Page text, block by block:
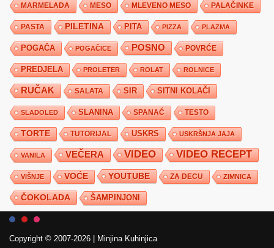
MARMELADA MESO MLEVENO MESO PALAČINKE
PASTA PILETINA PITA PIZZA PLAZMA
POGAČA POGAČICE POSNO POVRĆE
PREDJELA PROLETER ROLAT ROLNICE
RUČAK SALATA SIR SITNI KOLAČI
SLADOLED SLANINA SPANAĆ TESTO
TORTE TUTORIJAL USKRS USKRŠNJA JAJA
VANILA VEČERA VIDEO VIDEO RECEPT
VIŠNJE VOĆE YOUTUBE ZA DECU ZIMNICA
ČOKOLADA ŠAMPINJONI
Copyright © 2007-2026 Minjina Kuhinjica